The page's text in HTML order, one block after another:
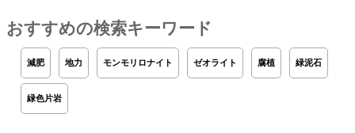
おすすめの検索キーワード
減肥 地力 モンモリロナイト ゼオライト 腐植 緑泥石
緑色片岩